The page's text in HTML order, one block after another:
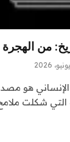
من
الإنساني هو
التي شكلت